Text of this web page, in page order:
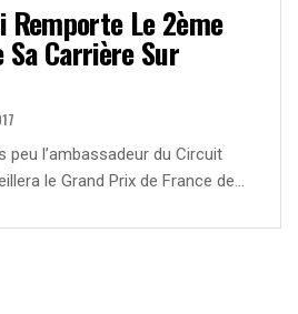
Remporte Le 2ème
Sa Carrière Sur
peu l’ambassadeur du Circuit
le Grand Prix de France de…